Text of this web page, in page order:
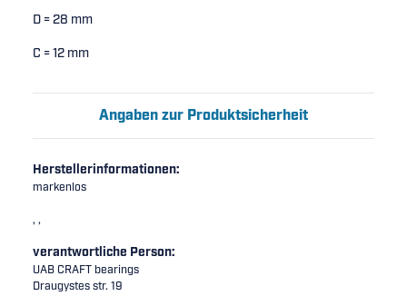
D = 28 mm
C = 12 mm
Angaben zur Produktsicherheit
Herstellerinformationen:
markenlos
, ,
verantwortliche Person:
UAB CRAFT bearings
Draugystes str. 19